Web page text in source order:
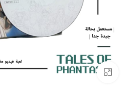
اضفط لتكبير الصورة